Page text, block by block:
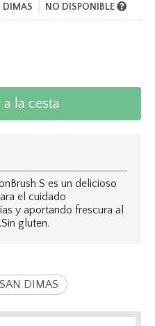
DIMAS NO DISPONIBLE
la cesta
S es un delicioso
el cuidado
y aportando frescura al
gluten.
SAN DIMAS